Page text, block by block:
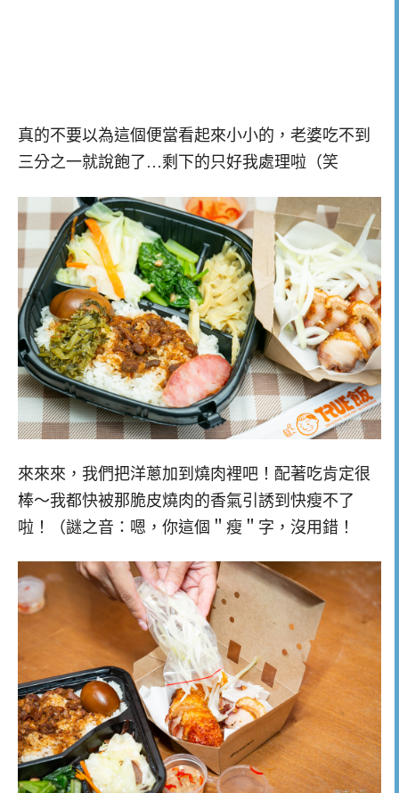
真的不要以為這個便當看起來小小的，老婆吃不到
三分之一就說飽了…剩下的只好我處理啦（笑
來來來，我們把洋蔥加到燒肉裡吧！配著吃肯定很
棒～我都快被那脆皮燒肉的香氣引誘到快瘦不了
啦！（謎之音：嗯，你這個＂瘦＂字，沒用錯！